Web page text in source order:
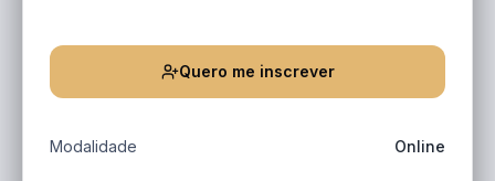
Quero me inscrever
Modalidade Online